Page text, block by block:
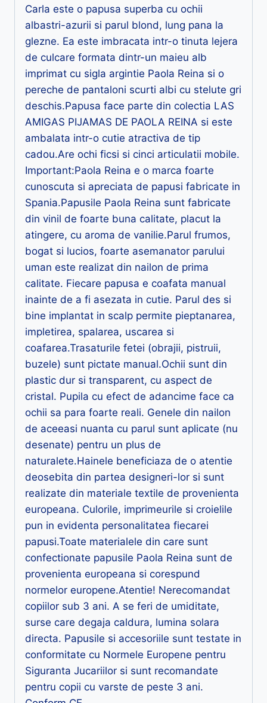
Carla este o papusa superba cu ochii
albastri-azurii si parul blond, lung pana la
glezne. Ea este imbracata intr-o tinuta lejera
de culcare formata dintr-un maieu alb
imprimat cu sigla argintie Paola Reina si o
pereche de pantaloni scurti albi cu stelute gri
deschis.Papusa face parte din colectia LAS
AMIGAS PIJAMAS DE PAOLA REINA si este
ambalata intr-o cutie atractiva de tip
cadou.Are ochi ficsi si cinci articulatii mobile.
Important:Paola Reina e o marca foarte
cunoscuta si apreciata de papusi fabricate in
Spania.Papusile Paola Reina sunt fabricate
din vinil de foarte buna calitate, placut la
atingere, cu aroma de vanilie.Parul frumos,
bogat si lucios, foarte asemanator parului
uman este realizat din nailon de prima
calitate. Fiecare papusa e coafata manual
inainte de a fi asezata in cutie. Parul des si
bine implantat in scalp permite pieptanarea,
impletirea, spalarea, uscarea si
coafarea.Trasaturile fetei (obrajii, pistruii,
buzele) sunt pictate manual.Ochii sunt din
plastic dur si transparent, cu aspect de
cristal. Pupila cu efect de adancime face ca
ochii sa para foarte reali. Genele din nailon
de aceeasi nuanta cu parul sunt aplicate (nu
desenate) pentru un plus de
naturalete.Hainele beneficiaza de o atentie
deosebita din partea designeri-lor si sunt
realizate din materiale textile de provenienta
europeana. Culorile, imprimeurile si croielile
pun in evidenta personalitatea fiecarei
papusi.Toate materialele din care sunt
confectionate papusile Paola Reina sunt de
provenienta europeana si corespund
normelor europene.Atentie! Nerecomandat
copiilor sub 3 ani. A se feri de umiditate,
surse care degaja caldura, lumina solara
directa. Papusile si accesoriile sunt testate in
conformitate cu Normele Europene pentru
Siguranta Jucariilor si sunt recomandate
pentru copii cu varste de peste 3 ani.